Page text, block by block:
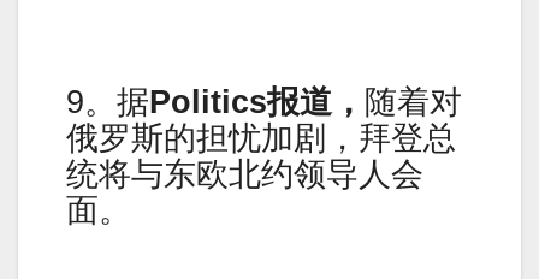
9。据Politics报道， 随着对
俄罗斯的担忧加剧，拜登总
统将与东欧北约领导人会
面。